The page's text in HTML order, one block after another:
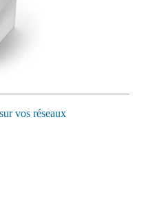
vos réseaux